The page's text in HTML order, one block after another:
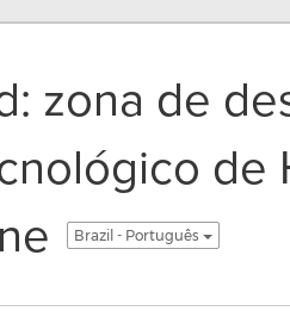
zona de
de
Brazil - Português